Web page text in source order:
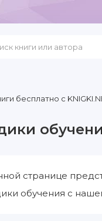
бесплатно c
странице
обучения с